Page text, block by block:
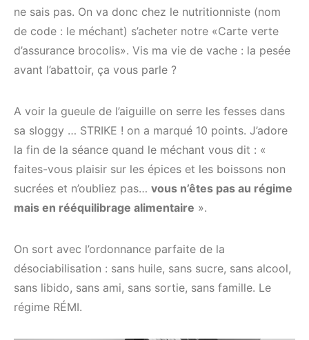
ne sais pas. On va donc chez le nutritionniste (nom
de code : le méchant) s’acheter notre «Carte verte
d’assurance brocolis». Vis ma vie de vache : la pesée
avant l’abattoir, ça vous parle ?
A voir la gueule de l’aiguille on serre les fesses dans
sa sloggy … STRIKE ! on a marqué 10 points. J’adore
la fin de la séance quand le méchant vous dit : «
faites-vous plaisir sur les épices et les boissons non
sucrées et n’oubliez pas… vous n’êtes pas au régime
mais en rééquilibrage alimentaire ».
On sort avec l’ordonnance parfaite de la
désociabilisation : sans huile, sans sucre, sans alcool,
sans libido, sans ami, sans sortie, sans famille. Le
régime RÉMI.